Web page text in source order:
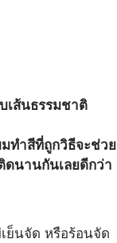
เส้นธรรมชาติ
ทำสีที่ถูกวิธีจะช่วย
ดนานกันเลยดีกว่า
ย็นจัด หรือร้อนจัด